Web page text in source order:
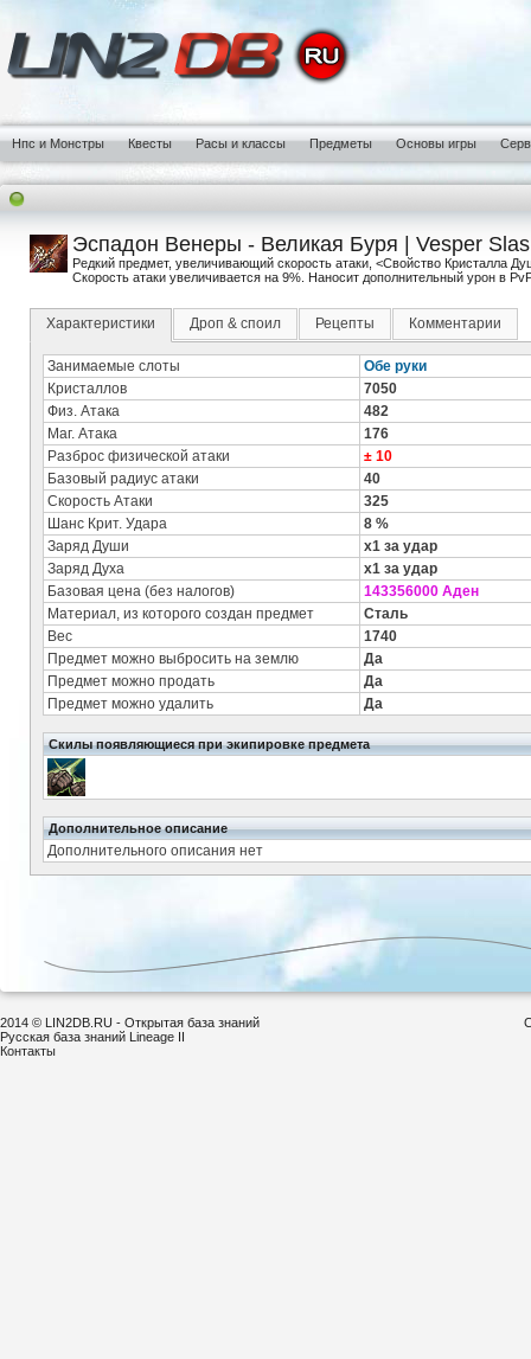
Нпс и Монстры Квесты Расы и классы Предметы Основы игры
Эспадон Венеры - Великая Буря | Vesper
Редкий предмет, увеличивающий скорость атаки, <Свойство Кристалла
Скорость атаки увеличивается на 9%. Наносит дополнительный урон в
Характеристики Дроп & споил Рецепты Комментарии
Занимаемые слоты
Обе руки
Кристаллов
7050
Физ. Атака
482
Маг. Атака
176
Разброс физической атаки
± 10
Базовый радиус атаки
40
Скорость Атаки
325
Шанс Крит. Удара
8 %
Заряд Души
x1 за удар
Заряд Духа
x1 за удар
Базовая цена (без налогов)
143356000 Аден
Материал, из которого создан предмет
Сталь
Вес
1740
Предмет можно выбросить на землю
Да
Предмет можно продать
Да
Предмет можно удалить
Да
Скилы появляющиеся при экипировке предмета
Дополнительное описание
Дополнительного описания нет
2014 © LIN2DB.RU - Открытая база знаний
Русская база знаний Lineage II
Контакты